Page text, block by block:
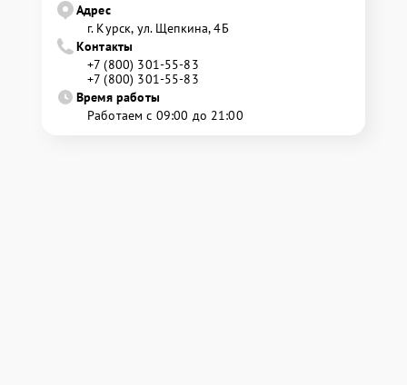
Адрес
г. Курск, ул. Щепкина, 4Б
Контакты
+7 (800) 301-55-83
+7 (800) 301-55-83
Время работы
Работаем с 09:00 до 21:00